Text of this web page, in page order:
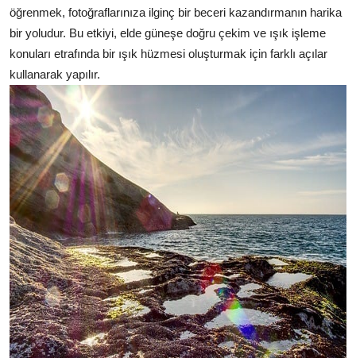
öğrenmek, fotoğraflarınıza ilginç bir beceri kazandırmanın harika
bir yoludur. Bu etkiyi, elde güneşe doğru çekim ve ışık işleme
konuları etrafında bir ışık hüzmesi oluşturmak için farklı açılar
kullanarak yapılır.